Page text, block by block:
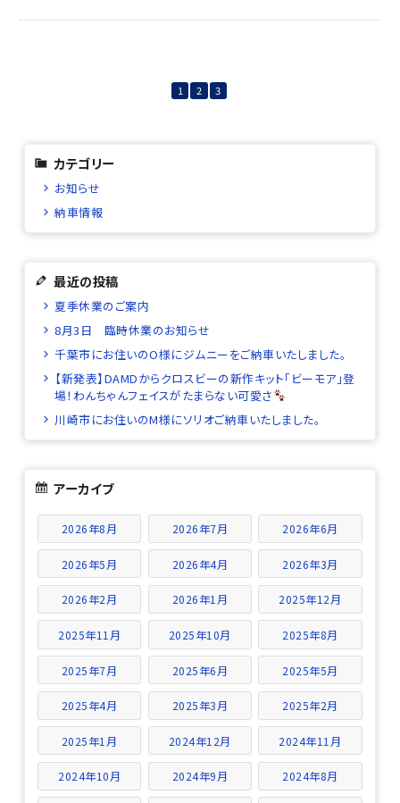
1 2 3
カテゴリー
お知らせ
納車情報
最近の投稿
夏季休業のご案内
8月3日 臨時休業のお知らせ
千葉市にお住いのO様にジムニーをご納車いたしました。
【新発表】DAMDからクロスビーの新作キット「ビーモア」登
場！わんちゃんフェイスがたまらない可愛さ
川崎市にお住いのM様にソリオご納車いたしました。
アーカイブ
2026年8月 2026年7月 2026年6月
2026年5月 2026年4月 2026年3月
2026年2月 2026年1月 2025年12月
2025年11月 2025年10月 2025年8月
2025年7月 2025年6月 2025年5月
2025年4月 2025年3月 2025年2月
2025年1月 2024年12月 2024年11月
2024年10月 2024年9月 2024年8月